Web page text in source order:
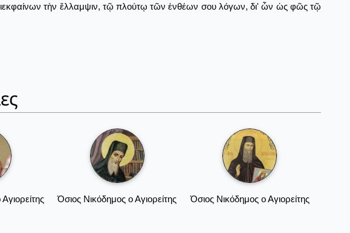
τὴν ἔλλαμψιν, τῷ πλούτῳ τῶν ἐνθέων σου λόγων, δι' ὧν ὡς φῶς τῷ
Όσιος Νικόδημος ο Αγιορείτης Όσιος Νικόδημος ο Αγιορείτης